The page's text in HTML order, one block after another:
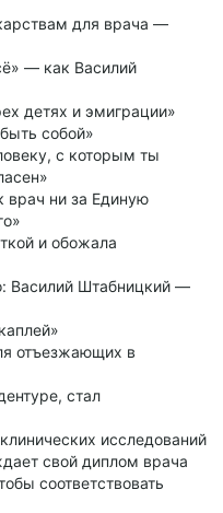
для врача —
— как Василий
детях и эмиграции»
собой»
с которым ты
врач ни за Единую
и обожала
Василий Штабницкий —
отъезжающих в
стал
исследований
свой диплом врача
соответствовать